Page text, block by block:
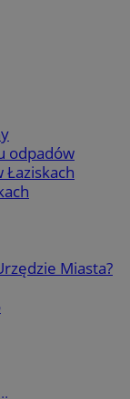
odpadów
Łaziskach
Miasta?